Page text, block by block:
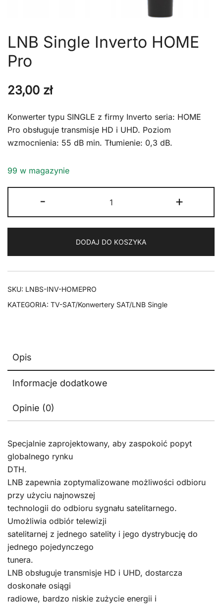
LNB Single Inverto HOME
Pro
23,00 zł
Konwerter typu SINGLE z firmy Inverto seria: HOME
Pro obsługuje transmisje HD i UHD. Poziom
wzmocnienia: 55 dB min. Tłumienie: 0,3 dB.
99 w magazynie
-
LNB
Single
HOME
Pro
+
DODAJ DO KOSZYKA
SKU: LNBS-INV-HOMEPRO
KATEGORIA: TV-SAT/Konwertery SAT/LNB Single
Opis
Informacje dodatkowe
Opinie (0)
Specjalnie zaprojektowany, aby zaspokoić popyt
globalnego rynku
DTH.
LNB zapewnia zoptymalizowane możliwości odbioru
przy użyciu najnowszej
technologii do odbioru sygnału satelitarnego.
Umożliwia odbiór telewizji
satelitarnej z jednego satelity i jego dystrybucję do
jednego pojedynczego
tunera.
LNB obsługuje transmisje HD i UHD, dostarcza
doskonałe osiągi
radiowe, bardzo niskie zużycie energii i